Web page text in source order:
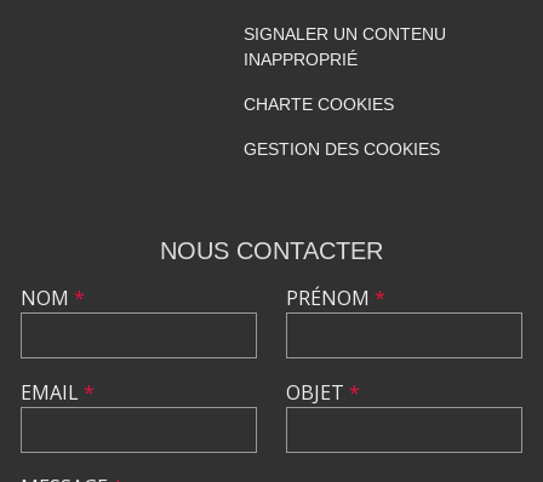
SIGNALER UN CONTENU
INAPPROPRIÉ
CHARTE COOKIES
GESTION DES COOKIES
NOUS CONTACTER
NOM *
EMAIL*
PRÉNOM *
OBJET *